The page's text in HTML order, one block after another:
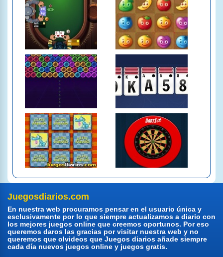
Juegosdiarios.com
En nuestra web procuramos pensar en el usuario única y
esclusivamente por lo que siempre actualizamos a diario con
los mejores juegos online que creemos oportunos. Por eso
queremos daros las gracias por visitar nuestra web y no
queremos que olvideos que Juegos diarios añade siempre
cada día nuevos juegos online y juegos gratis.